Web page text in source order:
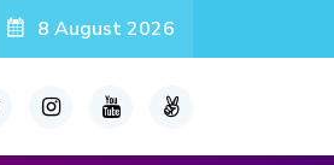
8 August 2026